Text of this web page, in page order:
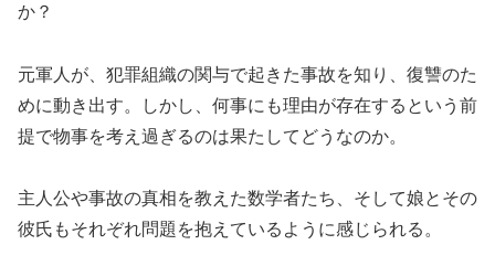
か？
元軍人が、犯罪組織の関与で起きた事故を知り、復讐のた
めに動き出す。しかし、何事にも理由が存在するという前
提で物事を考え過ぎるのは果たしてどうなのか。
主人公や事故の真相を教えた数学者たち、そして娘とその
彼氏もそれぞれ問題を抱えているように感じられる。